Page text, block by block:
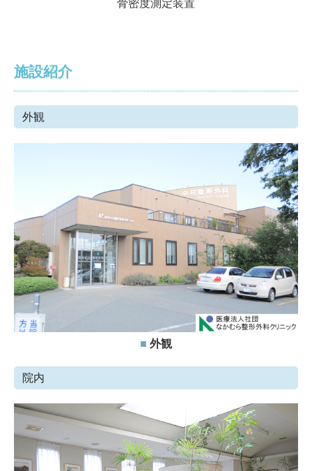
骨密度測定装置
施設紹介
外観
■ 外観
院内